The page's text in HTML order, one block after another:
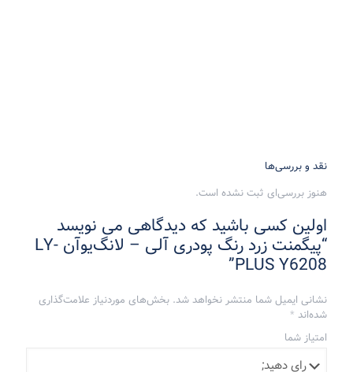
نقد و بررسی‌ها
هنوز بررسی‌ای ثبت نشده است.
اولین کسی باشید که دیدگاهی می نویسد
“پیگمنت زرد رنگ پودری آلی – لانگ‌یوآن LY-
PLUS Y6208”
نشانی ایمیل شما منتشر نخواهد شد. بخش‌های موردنیاز علامت‌گذاری
شده‌اند *
امتیاز شما